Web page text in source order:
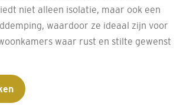
niet alleen isolatie, maar ook een
waardoor ze ideaal zijn voor
waar rust en stilte gewenst